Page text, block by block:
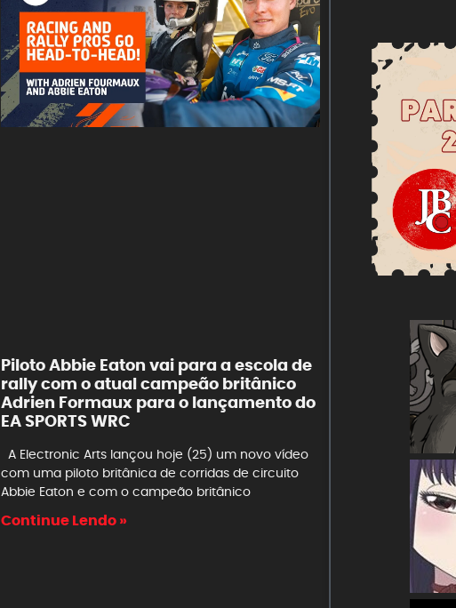
Piloto Abbie Eaton vai para a escola de
rally com o atual campeão britânico
Adrien Formaux para o lançamento do
EA SPORTS WRC
A Electronic Arts lançou hoje (25) um novo vídeo
com uma piloto britânica de corridas de circuito
Abbie Eaton e com o campeão britânico
Continue Lendo »